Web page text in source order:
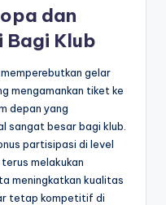
dan
Bagi Klub
gelar
mengamankan tiket ke
depan yang
sangat besar bagi klub.
partisipasi di level
melakukan
meningkatkan kualitas
tetap kompetitif di